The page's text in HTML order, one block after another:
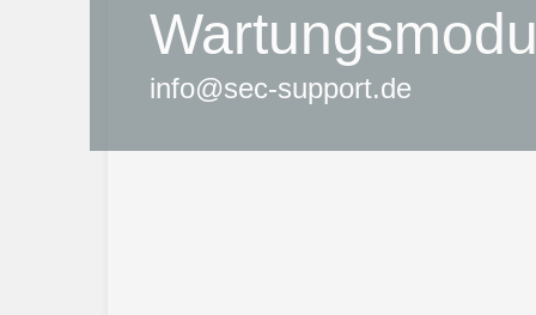
info@sec-support.de